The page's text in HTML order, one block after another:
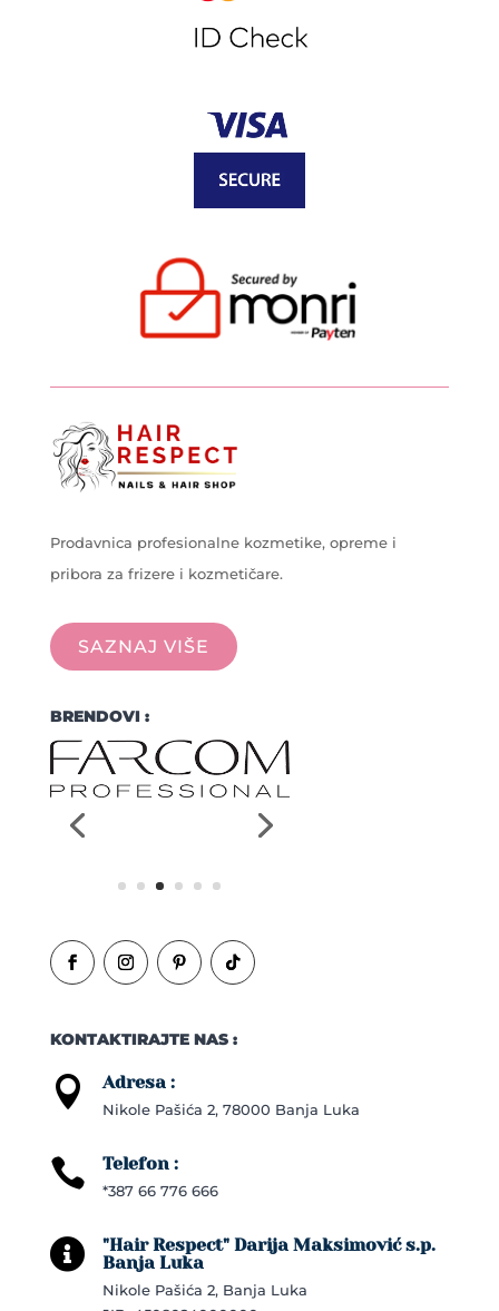
Prodavnica profesionalne kozmetike, opreme i
pribora za frizere i kozmetičare.
SAZNAJ VIŠE
BRENDOVI :
KONTAKTIRAJTE NAS :
 Adresa :
Nikole Pašića 2, 78000 Banja Luka
 Telefon :
*387 66 776 666

"Hair Respect" Darija Maksimović s.p.
Banja Luka
Nikole Pašića 2, Banja Luka